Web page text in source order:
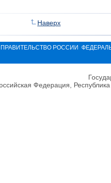
Наверх
ПРАВИТЕЛЬСТВО РОССИИ
Федерация,